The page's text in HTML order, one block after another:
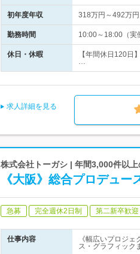
初年度年収 318万円～492万円
勤務時間 10:00～18:00（実
休日・休暇
【年間休日120
…
求人詳細を見る
株式会社トーガシ | 年間3,000件以
《大阪》総合プロデュ
急募 完全週休2日制 第二新卒歓迎
仕事内容
《幅広いプロジ
ス・グラフィック